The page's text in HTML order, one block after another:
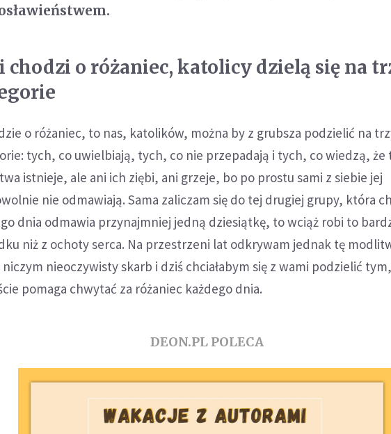
chodzi o różaniec, katolicy dzielą się na
o różaniec, to nas, katolików, można by z grubsza podzielić na
tych, co uwielbiają, tych, co nie przepadają i tych, co wiedzą, że
istnieje, ale ani ich ziębi, ani grzeje, bo po prostu sami z siebie jej
nie odmawiają. Sama zaliczam się do tej drugiej grupy, która
dnia odmawia przynajmniej jedną dziesiątkę, to wciąż robi to
niż z ochoty serca. Na przestrzeni lat odkrywam jednak tę
nieoczywisty skarb i dziś chciałabym się z wami podzielić
pomaga chwytać za różaniec każdego dnia.
DEON.PL POLECA